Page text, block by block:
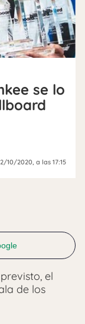
se lo
10/2020 , a las 17:15
el
de los